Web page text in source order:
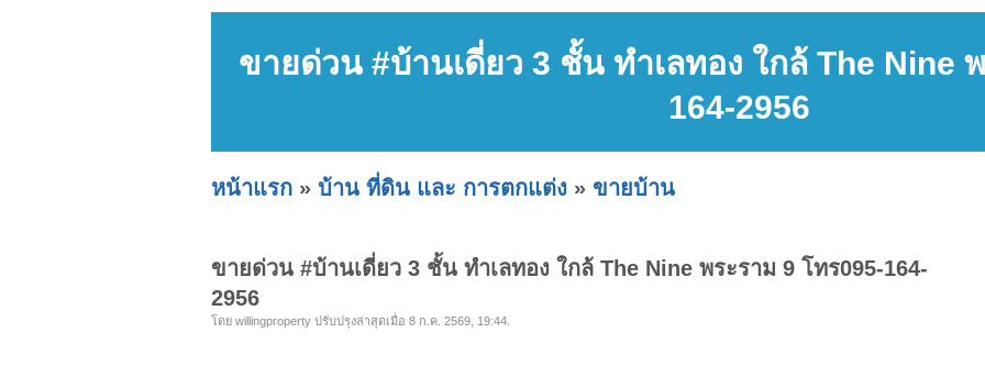
ขายด่วน #บ้านเดี่ยว 3 ชั้น ทำเลทอง ใกล้ The Nine
164-2956
หน้าแรก » บ้าน ที่ดิน และ การตกแต่ง » ขายบ้าน
ขายด่วน #บ้านเดี่ยว 3 ชั้น ทำเลทอง ใกล้ The Nine พระราม 9 โทร095-164-
2956
โดย willingproperty ปรับปรุงล่าสุดเมื่อ 8 ก.ค. 2569, 19:44.